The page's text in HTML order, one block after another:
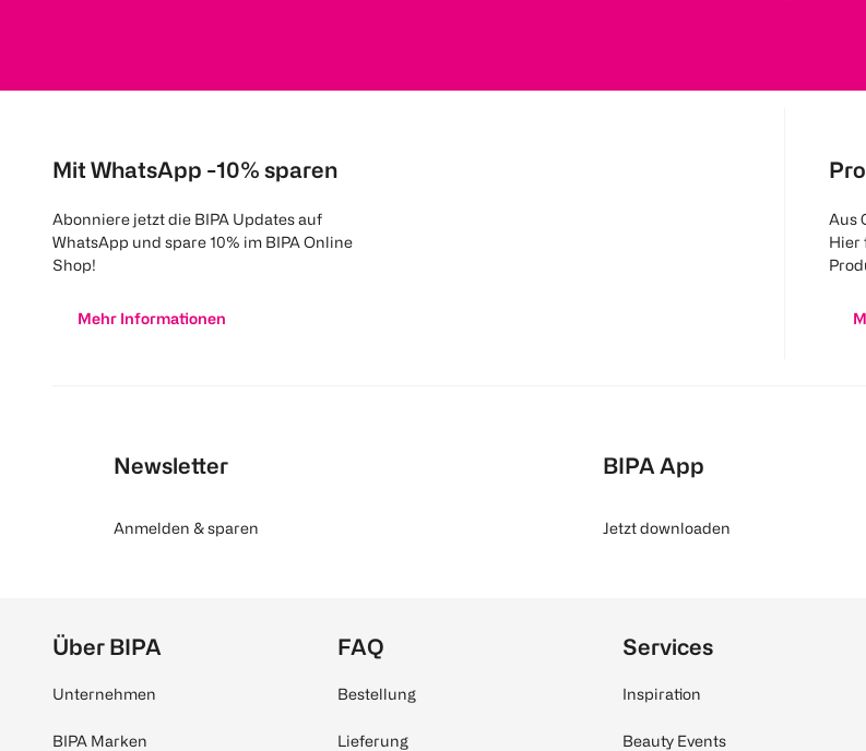
Mit WhatsApp -10% sparen
Abonniere jetzt die BIPA Updates auf
WhatsApp und spare 10% im BIPA Online
Shop!
Mehr Informationen
Aus
Hier
Newsletter
Anmelden & sparen
BIPA App
Jetzt downloaden
Über BIPA
Unternehmen
BIPA Marken
FAQ
Bestellung
Lieferung
Services
Inspiration
Beauty Events